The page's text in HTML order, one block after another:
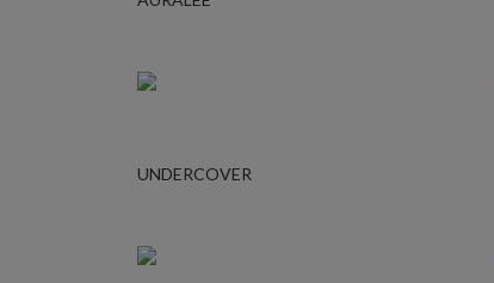
UNDERCOVER